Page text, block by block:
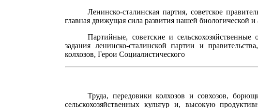
Ленинско-сталинская партия, советское
главная движущая сила развития нашей биологической
Партийные, советские и
задания ленинско-сталинской партии и
колхозов, Герои Социалистического
Труда, передовики колхозов и совхозов,
сельскохозяйственных культур и, высокую